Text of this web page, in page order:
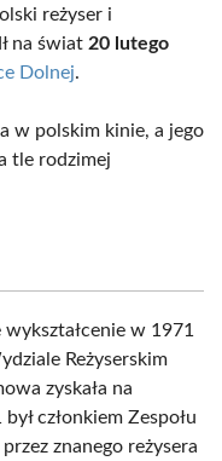
reżyser i
na świat 20 lutego
Dolnej.
w polskim kinie, a jego
tle rodzimej
w 1971
Reżyserskim
zyskała na
członkiem Zespołu
znanego reżysera